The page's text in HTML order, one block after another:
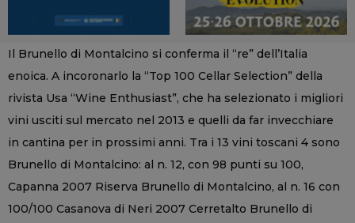
Il Brunello di Montalcino si conferma il “re” dell’Italia
enoica. A incoronarlo la “Top 100 Cellar Selection” della
rivista Usa “Wine Enthusiast”, che ha selezionato i migliori
vini usciti sul mercato nel 2013 e quelli da far invecchiare
in cantina per in prossimi anni. Tra i 13 vini toscani 4 sono
Brunello di Montalcino: al n. 12, con 98 punti su 100,
Capanna 2007 Riserva Brunello di Montalcino, al n. 16 con
100/100 Casanova di Neri 2007 Cerretalto Brunello di